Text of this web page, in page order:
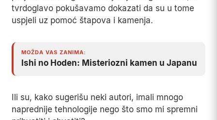
tvrdoglavo pokušavamo dokazati da su u tome
uspjeli uz pomoć štapova i kamenja.
MOŽDA VAS ZANIMA:
Ishi no Hoden: Misteriozni kamen u Japanu
Ili su, kako sugerišu neki autori, imali mnogo
naprednije tehnologije nego što smo mi spremni